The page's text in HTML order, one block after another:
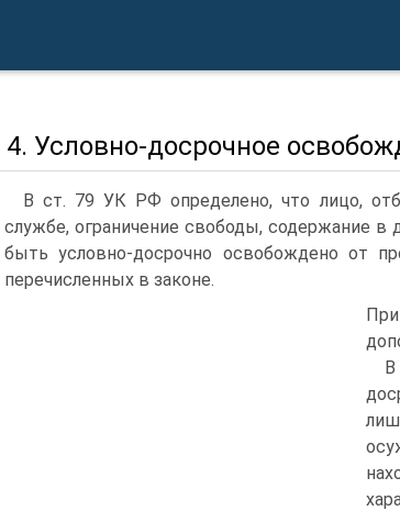
_ 4. Условно-досрочное
В ст. 79 УК РФ определено, что лицо,
службе, ограничение свободы, содержание
быть условно-досрочно освобождено от
перечисленных в законе.